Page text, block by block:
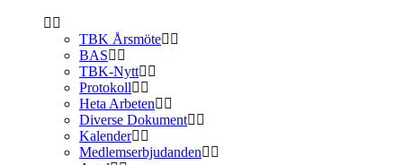
TBK Årsmöte
BAS
TBK-Nytt
Protokoll
Heta Arbeten
Diverse Dokument
Kalender
Medlemserbjudanden